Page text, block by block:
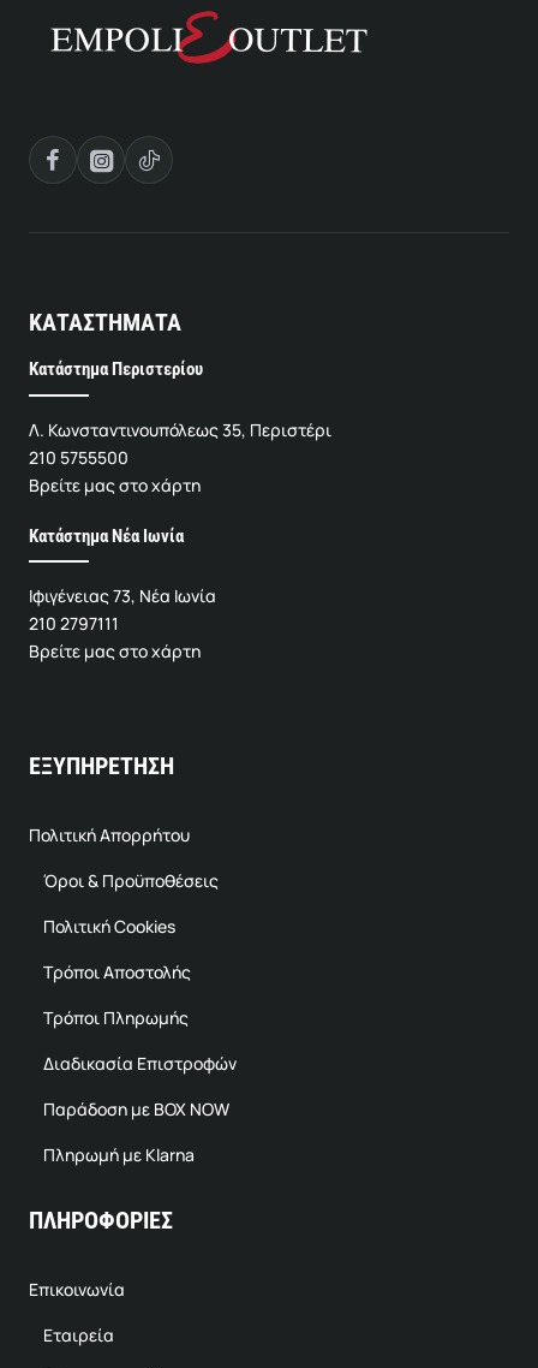
ΚΑΤΑΣΤΗΜΑΤΑ
Κατάστημα Περιστερίου
Λ. Κωνσταντινουπόλεως 35, Περιστέρι
210 5755500
Βρείτε μας στο χάρτη
Κατάστημα Νέα Ιωνία
Ιφιγένειας 73, Νέα Ιωνία
210 2797111
Βρείτε μας στο χάρτη
ΕΞΥΠΗΡΕΤΗΣΗ
Πολιτική Απορρήτου
Όροι & Προϋποθέσεις
Πολιτική Cookies
Τρόποι Αποστολής
Τρόποι Πληρωμής
Διαδικασία Επιστροφών
Παράδοση με BOX NOW
Πληρωμή με Klarna
ΠΛΗΡΟΦΟΡΙΕΣ
Επικοινωνία
Εταιρεία